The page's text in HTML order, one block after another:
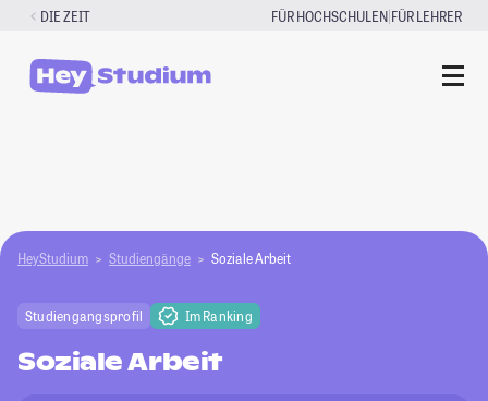
Zum
springen
DIE ZEIT FÜR HOCHSCHULEN|FÜR LEHRER
HeyStudium Studiengänge Soziale Arbeit
Studiengangsprofil Im Ranking
Soziale Arbeit